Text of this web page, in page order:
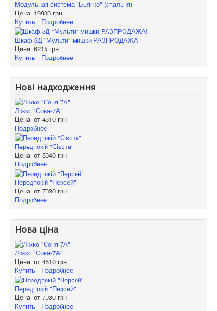
Модульная система "Бьянко" (спальня)
Цена: 19930 грн
Купить
Подробнее
Шкаф 3Д "Мульти" мишки РАЗПРОДАЖА!
Цена: 6215 грн
Купить
Подробнее
Нові надходження
Ліжко "Соня-7А"
Цена: от 4510 грн
Подробнее
Передпокій "Сієста"
Цена: от 5040 грн
Подробнее
Передпокій "Персей"
Цена: от 7030 грн
Подробнее
Нова ціна
Ліжко "Соня-7А"
Цена: от 4510 грн
Купить
Подробнее
Передпокій "Персей"
Цена: от 7030 грн
Купить
Подробнее